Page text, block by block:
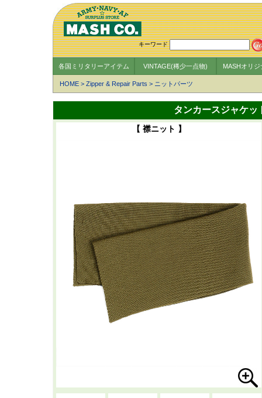
キーワード
各国ミリタリーアイテム VINTAGE(稀少一点物) MASHオリ
HOME > Zipper & Repair Parts > ニットパーツ
タンカースジャケッ
【 襟ニット 】